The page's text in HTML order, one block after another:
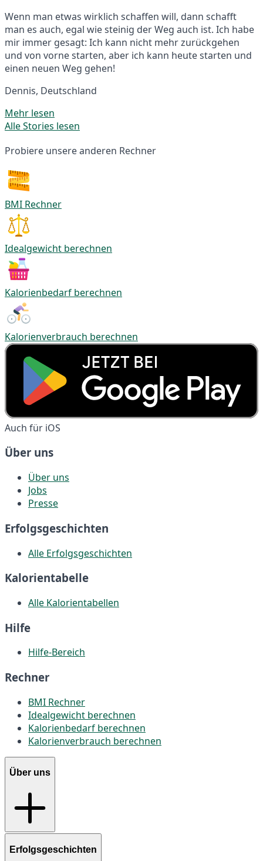
Wenn man etwas wirklich schaffen will, dann schafft
man es auch, egal wie steinig der Weg auch ist. Ich habe
mir immer gesagt: Ich kann nicht mehr zurückgehen
und von vorne starten, aber ich kann heute starten und
einen neuen Weg gehen!
Dennis, Deutschland
Mehr lesen
Alle Stories lesen
Probiere unsere anderen Rechner
BMI Rechner
Idealgewicht berechnen
Kalorienbedarf berechnen
Kalorienverbrauch berechnen
Auch für iOS
Über uns
Über uns
Jobs
Presse
Erfolgsgeschichten
Alle Erfolgsgeschichten
Kalorientabelle
Alle Kalorientabellen
Hilfe
Hilfe-Bereich
Rechner
BMI Rechner
Idealgewicht berechnen
Kalorienbedarf berechnen
Kalorienverbrauch berechnen
Über uns
Erfolgsgeschichten